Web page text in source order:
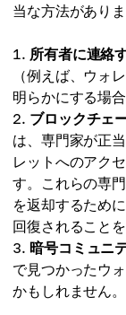
当な方法がありま
所有者に連絡す
（例えば、ウォ
明らかにする場
ブロックチェ
は、専門家が正
レットへのアク
す。これらの専
を返却するため
回復されること
暗号コミュニ
で見つかったウ
かもしれません。